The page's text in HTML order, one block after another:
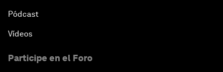
Pódcast
Vídeos
Participe en el Foro